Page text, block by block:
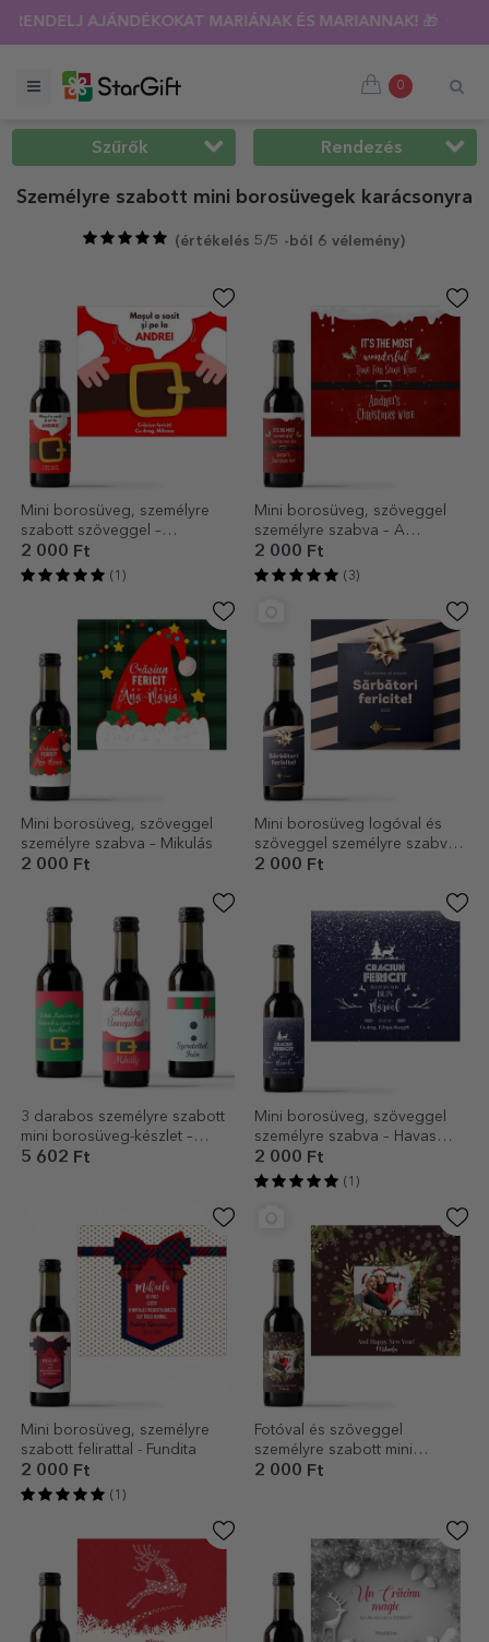
🌴 AKÁR 40%-OS KEDVEZMÉNY TÖBB MINT 100 SZEMÉLYRE
0
Szűrők Rendezés
Személyre szabott mini borosüvegek karácsonyra
(értékelés 5/5 -ból 6 vélemény)
Mini borosüveg, személyre
szabott szöveggel –
Megérkezett a Mikulás
2 000 Ft
(1)
Mini borosüveg, szöveggel
személyre szabva – A
legcsodálatosabb időszak
2 000 Ft
(3)
Mini borosüveg, szöveggel
személyre szabva – Mikulás
2 000 Ft
Mini borosüveg logóval és
szöveggel személyre szabva –
Ünnepi ajándék
2 000 Ft
3 darabos személyre szabott
mini borosüveg-készlet –
karácsonyi figurák
5 602 Ft
Mini borosüveg, szöveggel
személyre szabva – Havas
éjszaka
2 000 Ft
(1)
Mini borosüveg, személyre
szabott felirattal - Fundita
2 000 Ft
(1)
Fotóval és szöveggel
személyre szabott mini
borosüveg - karácsonyi
2 000 Ft